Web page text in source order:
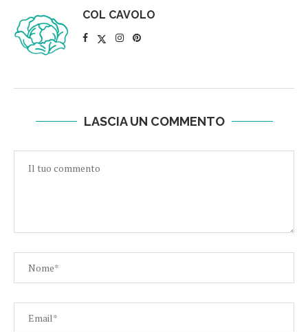
COL CAVOLO
LASCIA UN COMMENTO